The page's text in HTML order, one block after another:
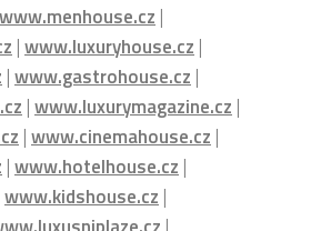
www.menhouse.cz |
|www.luxuryhouse.cz |
|www.gastrohouse.cz |
|www.luxurymagazine.cz |
|www.cinemahouse.cz |
|www.hotelhouse.cz |
www.kidshouse.cz |